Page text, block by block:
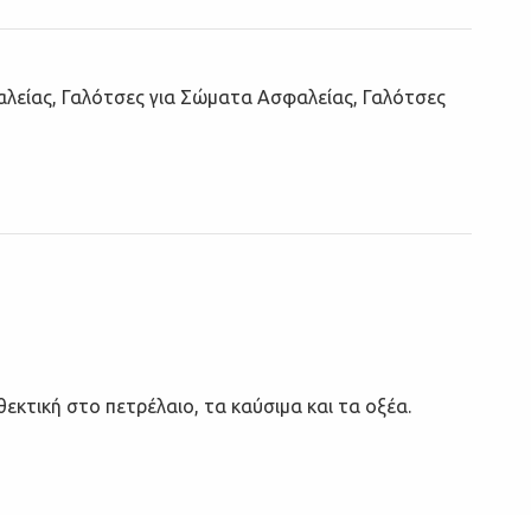
, Γαλότσες για Σώματα Ασφαλείας, Γαλότσες
στο πετρέλαιο, τα καύσιμα και τα οξέα.